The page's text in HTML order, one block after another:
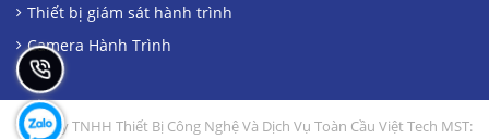
Thiết bị giám sát hành trình
Camera Hành Trình
Công Ty TNHH Thiết Bị Công Nghệ Và Dịch Vụ Toàn Cầu Việt Tech MST: